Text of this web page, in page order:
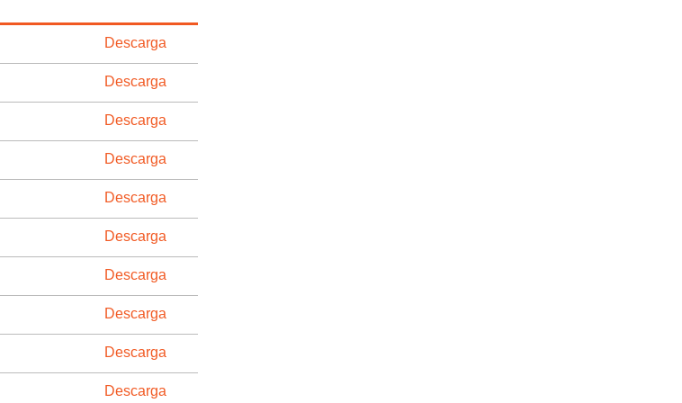
Descarga
Descarga
Descarga
Descarga
Descarga
Descarga
Descarga
Descarga
Descarga
Descarga